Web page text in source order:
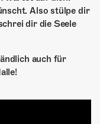
Also stülpe dir
dir die Seele
auch für